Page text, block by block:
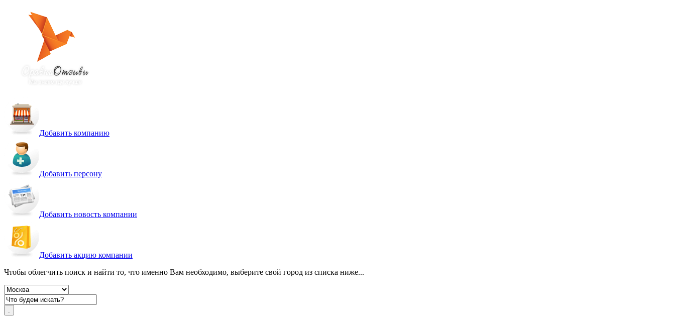
Добавить компанию
Добавить персону
Добавить новость компании
Добавить акцию компании
Чтобы облегчить поиск и найти то, что именно Вам необходимо, выберите свой город из списка ниже...